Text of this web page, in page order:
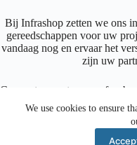
We use cookies to ensure
Bij Infrashop zetten we ons
gereedschappen voor uw
vandaag nog en ervaar het
zijn uw
Connecteer met ons op